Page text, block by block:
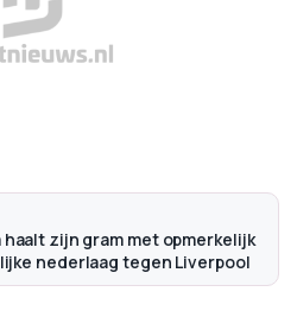
haalt zijn gram met opmerkelijk
nederlaag tegen Liverpool